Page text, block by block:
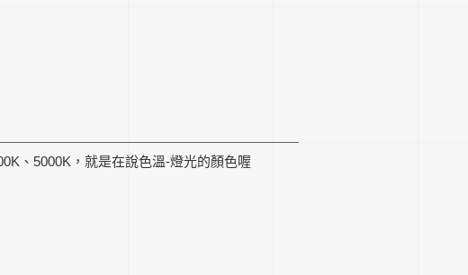
、5000K，就是在說色溫-燈光的顏色喔